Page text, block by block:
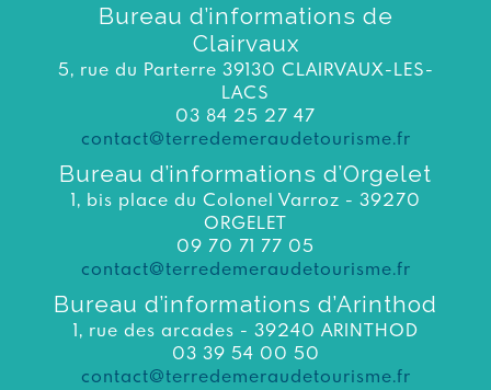
Bureau d’informations de
Clairvaux
5, rue du Parterre 39130 CLAIRVAUX-LES-
LACS
03 84 25 27 47
contact@terredemeraudetourisme.fr
Bureau d’informations d’Orgelet
1, bis place du Colonel Varroz - 39270
ORGELET
09 70 71 77 05
contact@terredemeraudetourisme.fr
Bureau d’informations d’Arinthod
1, rue des arcades - 39240 ARINTHOD
03 39 54 00 50
contact@terredemeraudetourisme.fr